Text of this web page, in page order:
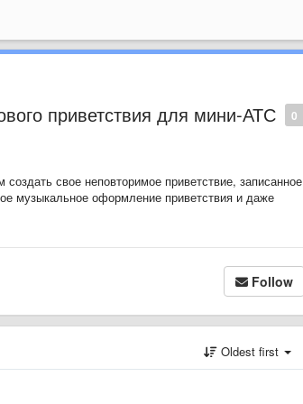
0
приветствия для мини-АТС
свое неповторимое приветствие, записанное
музыкальное оформление приветствия и даже
Follow
Oldest first